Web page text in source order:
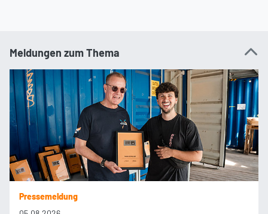
Meldungen zum Thema
Pressemeldung